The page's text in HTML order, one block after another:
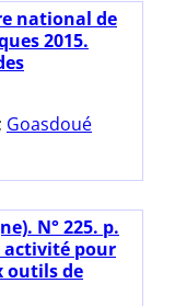
national de
2015.
; Goasdoué
N° 225. p.
activité pour
outils de